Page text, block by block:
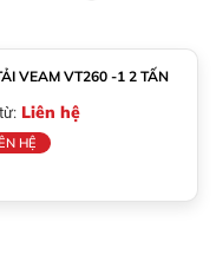
VEAM VT260 -1 2 TẤN
Liên hệ
HỆ